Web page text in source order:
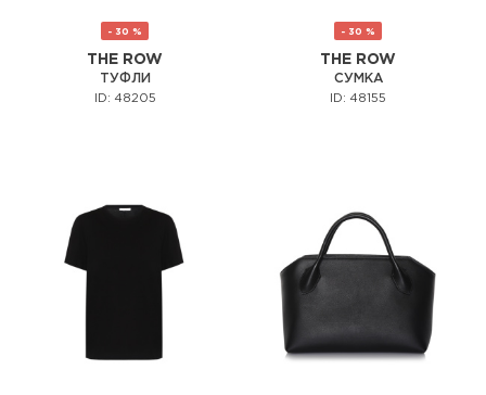
- 30 %
THE ROW
ТУФЛИ
ID: 48205
- 30 %
THE ROW
СУМКА
ID: 48155